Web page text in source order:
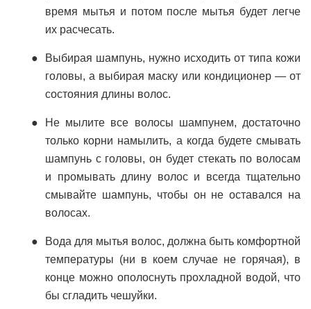
время мытья и потом после мытья будет легче
их расчесать.
Выбирая шампунь, нужно исходить от типа кожи
головы, а выбирая маску или кондиционер — от
состояния длины волос.
Не мылите все волосы шампунем, достаточно
только корни намылить, а когда будете смывать
шампунь с головы, он будет стекать по волосам
и промывать длину волос и всегда тщательно
смывайте шампунь, чтобы он не оставался на
волосах.
Вода для мытья волос, должна быть комфортной
температуры (ни в коем случае не горячая), в
конце можно ополоснуть прохладной водой, что
бы сгладить чешуйки.